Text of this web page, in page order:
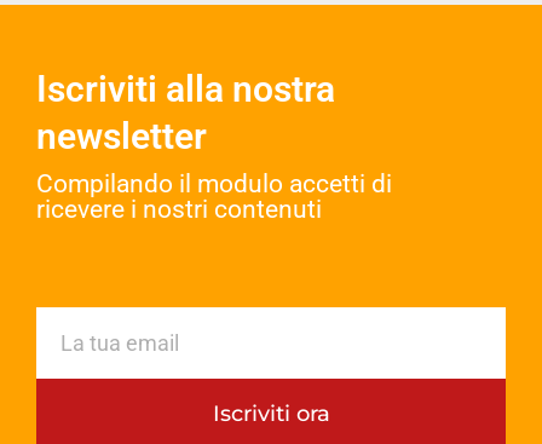
Iscriviti alla nostra
newsletter
Compilando il modulo accetti di
ricevere i nostri contenuti​
Iscriviti ora